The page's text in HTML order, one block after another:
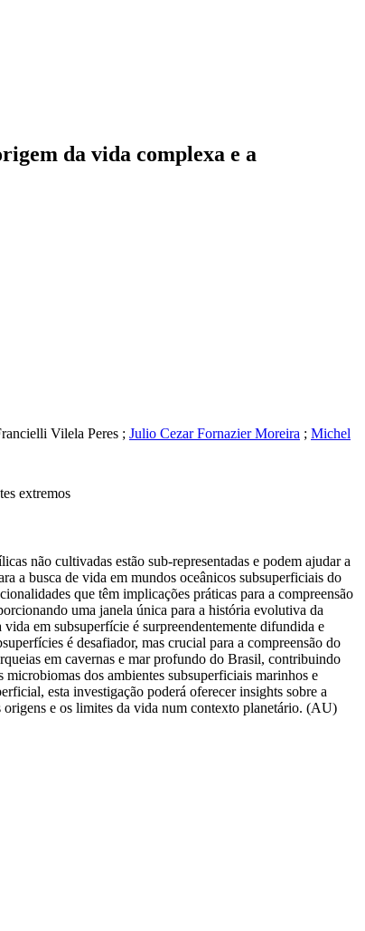
da vida complexa e a
Vilela Peres ; Julio Cezar Fornazier Moreira ; Michel
extremos
não cultivadas estão sub-representadas e podem ajudar a
a busca de vida em mundos oceânicos subsuperficiais do
que têm implicações práticas para a compreensão
uma janela única para a história evolutiva da
em subsuperfície é surpreendentemente difundida e
é desafiador, mas crucial para a compreensão do
em cavernas e mar profundo do Brasil, contribuindo
dos ambientes subsuperficiais marinhos e
esta investigação poderá oferecer insights sobre a
origens e os limites da vida num contexto planetário. (AU)